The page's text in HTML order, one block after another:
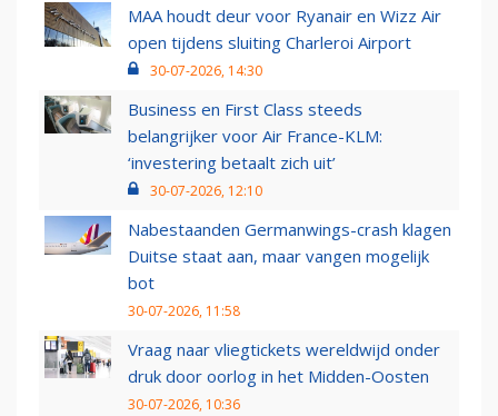
MAA houdt deur voor Ryanair en Wizz Air
open tijdens sluiting Charleroi Airport
30-07-2026, 14:30
Business en First Class steeds
belangrijker voor Air France-KLM:
‘investering betaalt zich uit’
30-07-2026, 12:10
Nabestaanden Germanwings-crash klagen
Duitse staat aan, maar vangen mogelijk
bot
30-07-2026, 11:58
Vraag naar vliegtickets wereldwijd onder
druk door oorlog in het Midden-Oosten
30-07-2026, 10:36